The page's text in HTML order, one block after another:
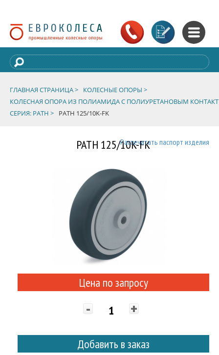
ГЛАВНАЯ СТРАНИЦА >
КОЛЕСНЫЕ ОПОРЫ >
КОЛЕСНАЯ ОПОРА ИЗ ПОЛИАМИДА С ПОЛИУРЕТАНОВЫМ
СЕРИЯ: PATH >
PATH 125/10K-FK
PATH 125/10K-FKРаспечатать паспорт изделия
Цена по запросу
- +
Добавить в заказ